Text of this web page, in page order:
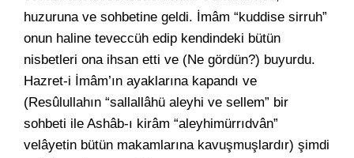
huzuruna ve sohbetine geldi. İmâm “kuddise sirruh”
onun haline teveccüh edip kendindeki bütün
nisbetleri ona ihsan etti ve (Ne gördün?) buyurdu.
Hazret-i İmâm’ın ayaklarına kapandı ve
(Resûlullahın “sallallâhü aleyhi ve sellem” bir
sohbeti ile Ashâb-ı kirâm “aleyhimürrıdvân”
velâyetin bütün makamlarına kavuşmuşlardır) şimdi